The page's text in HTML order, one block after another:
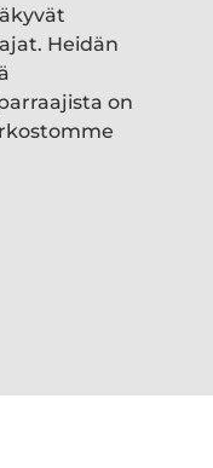
Heidän
on